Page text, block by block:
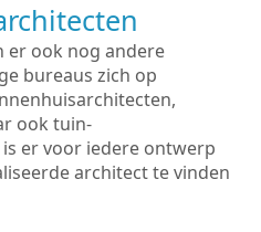
er ook nog andere
bureaus zich op
ook tuin-
er voor iedere ontwerp
architect te vinden